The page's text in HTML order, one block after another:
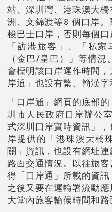
站、深圳灣、港珠澳大
洲、文錦渡等8 個口岸
梭巴士口岸，否則每個口
「訪港旅客」、「私
（金巴/皇巴）」等情
會標明該口岸運作時間
岸通」也設有繁、簡漢字
「口岸通」網頁的底部
圳市人民政府口岸辦公
式深圳口岸實時資訊」
岸提供的「港珠澳大橋
關」資訊，也設有網址
路面交通情況。以往旅
得「口岸通」所載的資訊
之後又要在運輸署流動
大堂內旅客輪候時間和路